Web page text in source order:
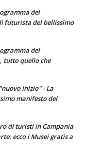
del
futurista del bellissimo
del
tutto quello che
inizio" - La
manifesto del
di turisti in Campania
ecco i Musei gratis a